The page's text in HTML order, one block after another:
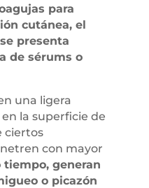
para
cutánea, el
presenta
de sérums o
una ligera
la superficie de
ciertos
con mayor
generan
o picazón